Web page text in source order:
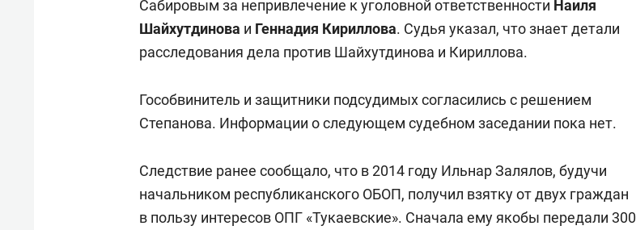
Сабировым за непривлечение к уголовной ответственности Наиля
Шайхутдинова и Геннадия Кириллова. Судья указал, что знает детали
расследования дела против Шайхутдинова и Кириллова.
Гособвинитель и защитники подсудимых согласились с решением
Степанова. Информации о следующем судебном заседании пока нет.
Следствие ранее сообщало, что в 2014 году Ильнар Залялов, будучи
начальником республиканского ОБОП, получил взятку от двух граждан
в пользу интересов ОПГ «Тукаевские». Сначала ему якобы передали 300